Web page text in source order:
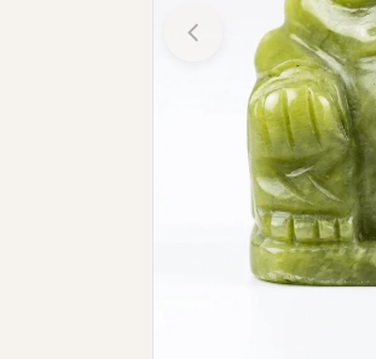
Open media 0 in modal